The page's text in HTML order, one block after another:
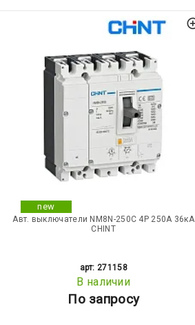
new
Авт. выключатели NM8N-250C 4Р 250А 36кА
CHINT
арт: 271158
В наличии
По запросу